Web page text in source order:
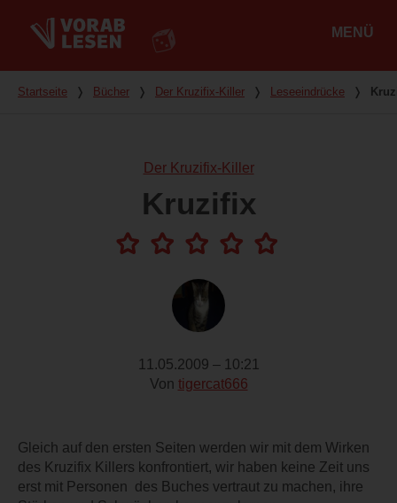
MENÜ
Du bist hier
Startseite ❭ Bücher ❭ Der Kruzifix-Killer ❭ Leseeindrücke ❭
Der Kruzifix-Killer
Kruzifix
11.05.2009 – 10:21
Von tigercat666
Gleich auf den ersten Seiten werden wir mit dem Wirken
des Kruzifix Killers konfrontiert, wir haben keine Zeit uns
erst mit Personen des Buches vertraut zu machen, ihre